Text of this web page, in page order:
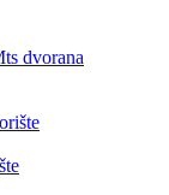
dvorana